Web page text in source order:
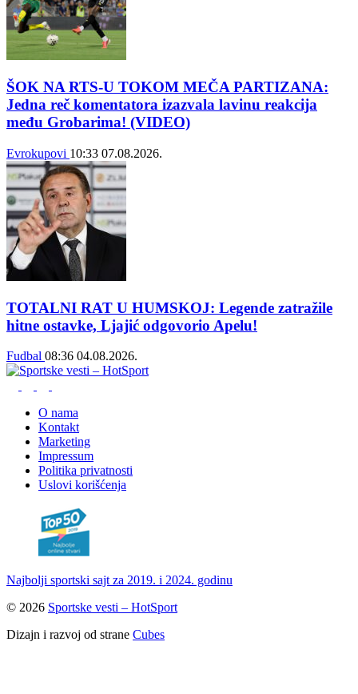
ŠOK NA RTS-U TOKOM MEČA PARTIZANA:
Jedna reč komentatora izazvala lavinu reakcija
među Grobarima! (VIDEO)
Evrokupovi 10:33 07.08.2026.
TOTALNI RAT U HUMSKOJ: Legende zatražile
hitne ostavke, Ljajić odgovorio Apelu!
Fudbal 08:36 04.08.2026.
O nama
Kontakt
Marketing
Impressum
Politika privatnosti
Uslovi korišćenja
Najbolji sportski sajt za 2019. i 2024. godinu
© 2026 Sportske vesti – HotSport
Dizajn i razvoj od strane Cubes